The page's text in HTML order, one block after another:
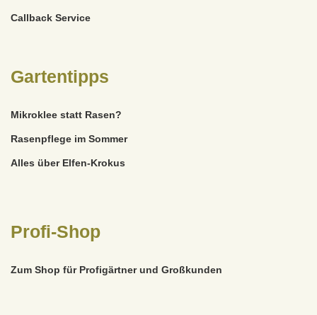
Callback Service
Gartentipps
Mikroklee statt Rasen?
Rasenpflege im Sommer
Alles über Elfen-Krokus
Profi-Shop
Zum Shop für Profigärtner und Großkunden